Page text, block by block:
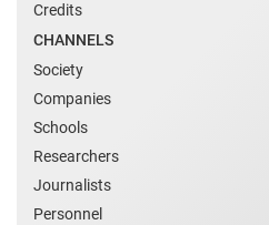
Credits
CHANNELS
Society
Companies
Schools
Researchers
Journalists
Personnel